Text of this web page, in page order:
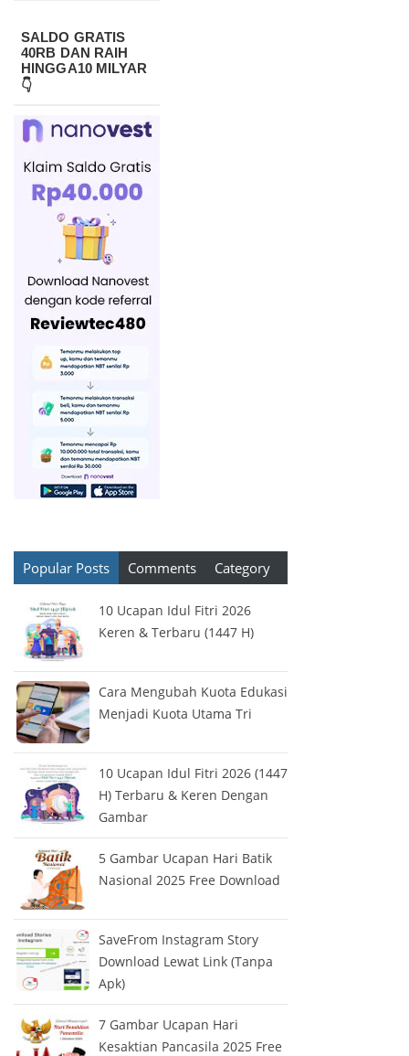
SALDO GRATIS
40RB DAN RAIH
HINGGA10 MILYAR
👇
Popular Posts Comments Category
10 Ucapan Idul Fitri 2026
Keren & Terbaru (1447 H)
Cara Mengubah Kuota Edukasi
Menjadi Kuota Utama Tri
10 Ucapan Idul Fitri 2026 (1447
H) Terbaru & Keren Dengan
Gambar
5 Gambar Ucapan Hari Batik
Nasional 2025 Free Download
SaveFrom Instagram Story
Download Lewat Link (Tanpa
Apk)
7 Gambar Ucapan Hari
Kesaktian Pancasila 2025 Free